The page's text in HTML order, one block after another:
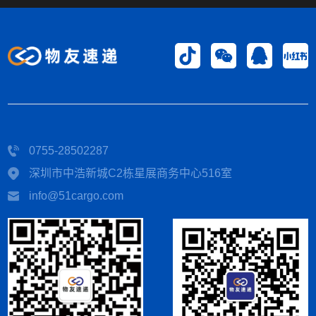
0755-28502287
深圳市中浩新城C2栋星展商务中心516室
info@51cargo.com